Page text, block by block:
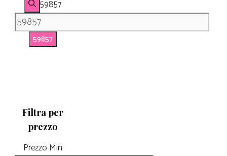
59857
Filtra per
prezzo
Prezzo Min